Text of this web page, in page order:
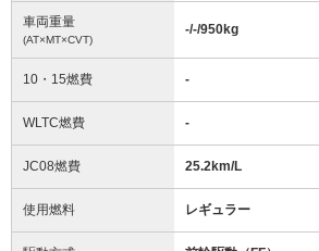
車両重量
(AT×MT×CVT)
-/-/950kg
10・15燃費 -
WLTC燃費 -
JC08燃費 25.2km/L
使用燃料 レギュラー